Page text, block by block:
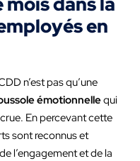
en
n’est pas qu’une
émotionnellequi
En percevant cette
sont reconnus et
l’engagement et de la